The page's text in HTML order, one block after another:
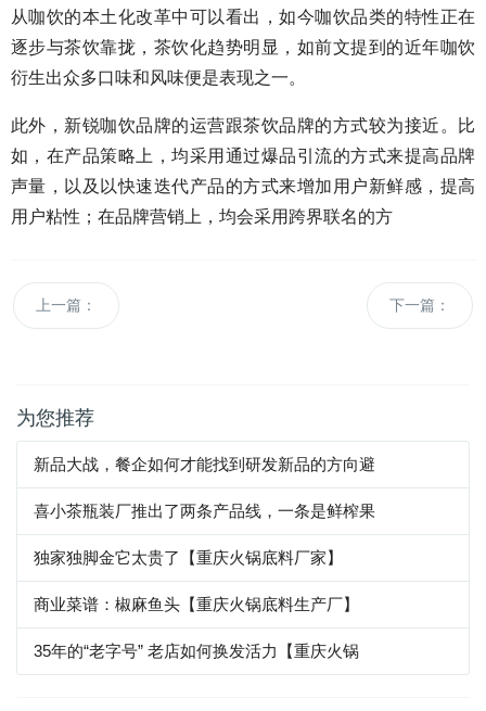
从咖饮的本土化改革中可以看出，如今咖饮品类的特性正在
逐步与茶饮靠拢，茶饮化趋势明显，如前文提到的近年咖饮
衍生出众多口味和风味便是表现之一。
此外，新锐咖饮品牌的运营跟茶饮品牌的方式较为接近。比
如，在产品策略上，均采用通过爆品引流的方式来提高品牌
声量，以及以快速迭代产品的方式来增加用户新鲜感，提高
用户粘性；在品牌营销上，均会采用跨界联名的方
上一篇： 下一篇：
为您推荐
新品大战，餐企如何才能找到研发新品的方向避
喜小茶瓶装厂推出了两条产品线，一条是鲜榨果
独家独脚金它太贵了【重庆火锅底料厂家】
商业菜谱：椒麻鱼头【重庆火锅底料生产厂】
35年的“老字号” 老店如何换发活力【重庆火锅